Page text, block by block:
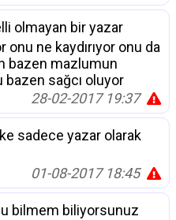
olmayan bir yazar
onu ne kaydırıyor onu da
bazen mazlumun
bazen sağcı oluyor
28-02-2017 19:37
sadece yazar olarak
01-08-2017 18:45
bilmem biliyorsunuz